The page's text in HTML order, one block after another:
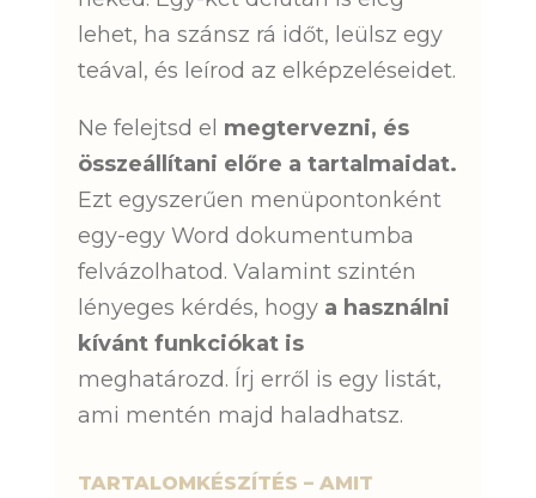
lehet, ha szánsz rá időt, leülsz egy
teával, és leírod az elképzeléseidet.
Ne felejtsd el megtervezni, és
összeállítani előre a tartalmaidat.
Ezt egyszerűen menüpontonként
egy-egy Word dokumentumba
felvázolhatod. Valamint szintén
lényeges kérdés, hogy a használni
kívánt funkciókat is
meghatározd. Írj erről is egy listát,
ami mentén majd haladhatsz.
TARTALOMKÉSZÍTÉS – AMIT